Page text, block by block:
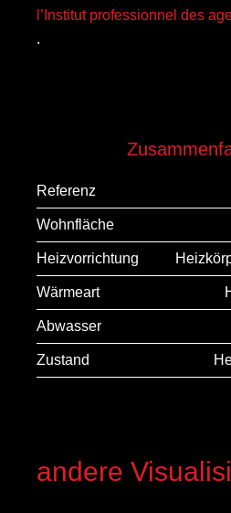
l’Institut professionnel des
.
Referenz
Wohnfläche
Heizvorrichtung
Wärmeart
Abwasser
Zustand
andere